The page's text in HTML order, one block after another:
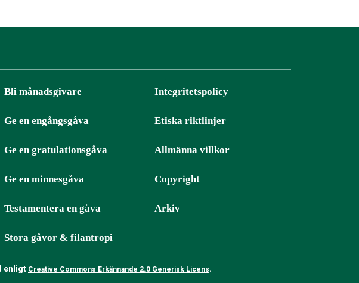
Bli månadsgivare
Ge en engångsgåva
Ge en gratulationsgåva
Ge en minnesgåva
Testamentera en gåva
Stora gåvor & filantropi
Integritetspolicy
Etiska riktlinjer
Allmänna villkor
Copyright
Arkiv
enligt Creative Commons Erkännande 2.0 Generisk Licens.